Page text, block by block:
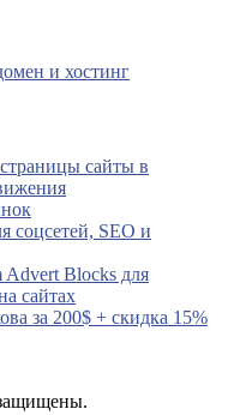
и хостинг
сайты в
соцсетей, SEO и
Advert Blocks для
сайтах
за 200$ + скидка 15%